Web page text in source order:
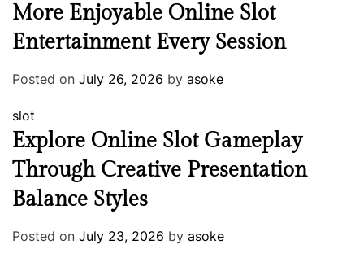
More Enjoyable Online Slot
Entertainment Every Session
Posted on July 26, 2026 by asoke
slot
Explore Online Slot Gameplay
Through Creative Presentation
Balance Styles
Posted on July 23, 2026 by asoke